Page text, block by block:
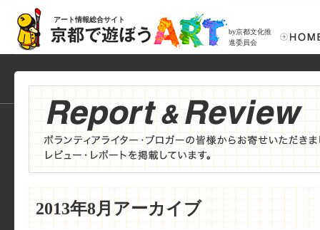
アート情報総合サイト
by京都文化推
進委員会
2013年8月アーカイブ